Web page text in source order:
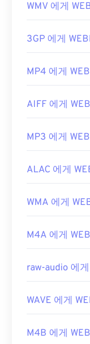
WMV 에게
3GP 에게
MP4 에게
AIFF 에게
MP3 에게
ALAC 에게
WMA 에게
M4A 에게
raw-audio 에
WAVE 에게
M4B 에게